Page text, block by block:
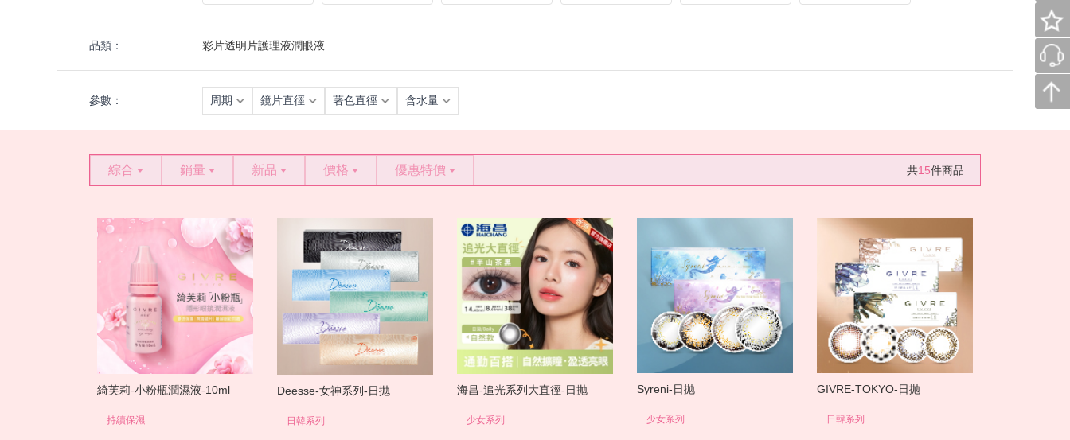
品類： 彩片透明片護理液潤眼液
參數： 周期 鏡片直徑 著色直徑 含水量
綜合 銷量 新品 價格 優惠特價 共15件商品
綺芙莉-小粉瓶潤濕液-10ml
持續保濕
Deesse-女神系列-日抛
日韓系列
海昌-追光系列大直徑-日抛
少女系列
Syreni-日抛
少女系列
GIVRE-TOKYO-日抛
日韓系列